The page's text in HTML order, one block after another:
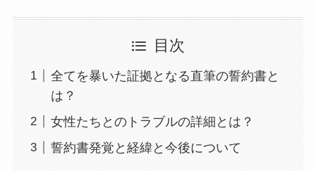
目次
全てを暴いた証拠となる直筆の誓約書と
は？
女性たちとのトラブルの詳細とは？
誓約書発覚と経緯と今後について